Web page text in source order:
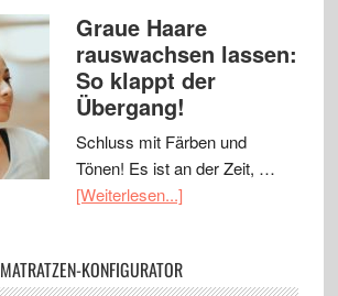
Graue Haare
rauswachsen lassen:
So klappt der
Übergang!
Schluss mit Färben und
Tönen! Es ist an der Zeit, …
[Weiterlesen...]
MATRATZEN-KONFIGURATOR